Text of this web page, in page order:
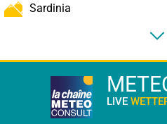
Sardinia
LIVE